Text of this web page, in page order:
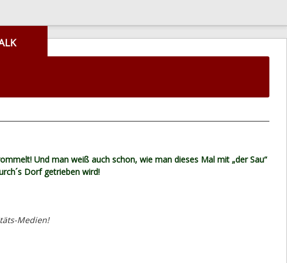
Und man weiß auch schon, wie man dieses Mal mit „der Sau“
Dorf getrieben wird!
Medien!